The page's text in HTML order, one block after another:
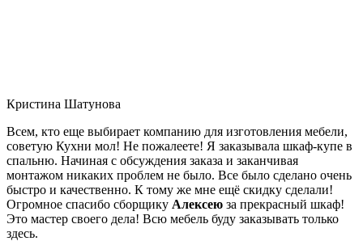
Кристина Шатунова
Всем, кто еще выбирает компанию для изготовления мебели,
советую Кухни мол! Не пожалеете! Я заказывала шкаф-купе в
спальню. Начиная с обсуждения заказа и заканчивая
монтажом никаких проблем не было. Все было сделано очень
быстро и качественно. К тому же мне ещё скидку сделали!
Огромное спасибо сборщику Алексею за прекрасный шкаф!
Это мастер своего дела! Всю мебель буду заказывать только
здесь.